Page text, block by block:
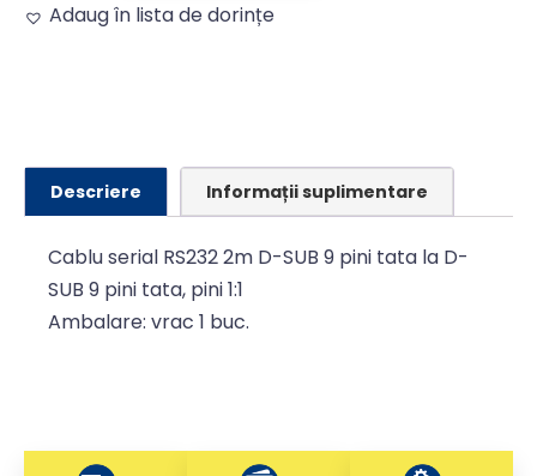
Adaug în lista de dorințe
Descriere Informații suplimentare
Cablu serial RS232 2m D-SUB 9 pini tata la D-
SUB 9 pini tata, pini 1:1
Ambalare: vrac 1 buc.